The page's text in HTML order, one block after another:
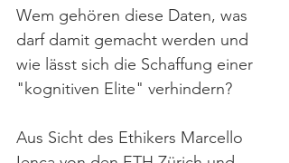
Wem gehören diese Daten, was
darf damit gemacht werden und
wie lässt sich die Schaffung einer
"kognitiven Elite" verhindern?
Aus Sicht des Ethikers Marcello